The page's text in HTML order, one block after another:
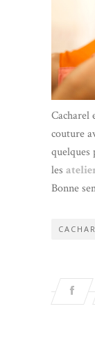
Cacharel
couture
quelques
les
Bonne